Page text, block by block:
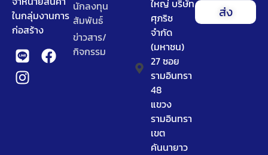
ในกลุ่มงานการ
ก่อสร้าง
นักลงทุน
สัมพันธ์
ข่าวสาร/
กิจกรรม
ใหญ่ บริษัท
ศุภริช
จำกัด
(มหาชน)
27 ซอย
รามอินทรา
48
แขวง
รามอินทรา
เขต
คันนายาว
ส่ง